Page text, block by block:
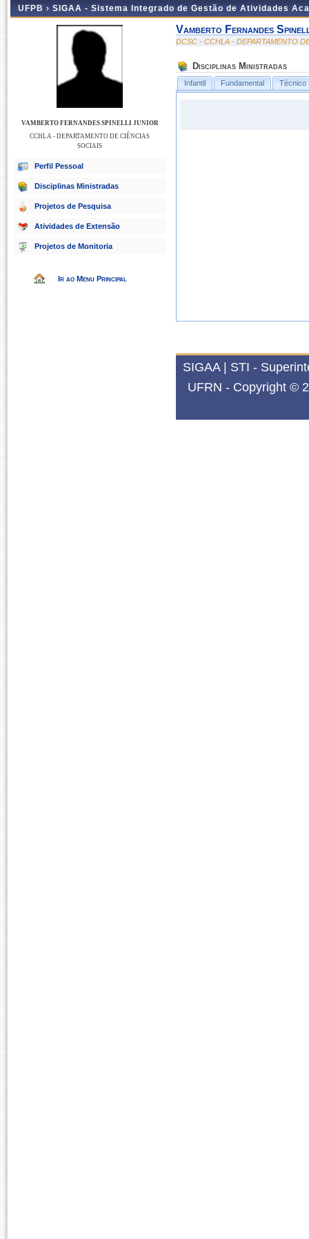
UFPB › SIGAA - Sistema Integrado de Gestão de Atividades
VAMBERTO FERNANDES SPINELLI JUNIOR
CCHLA - DEPARTAMENTO DE CIÊNCIAS
SOCIAIS
Perfil Pessoal
Disciplinas Ministradas
Projetos de Pesquisa
Atividades de Extensão
Projetos de Monitoria
Ir ao Menu Principal
Vamberto Fernandes
DCSC - CCHLA - DEPARTAMENTO
Disciplinas Ministradas
Infantil Fundamental Técnico
SIGAA | STI -
UFRN - Copyright ©